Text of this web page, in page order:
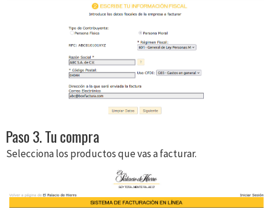
Paso 3. Tu compra
Selecciona los productos que vas a facturar.